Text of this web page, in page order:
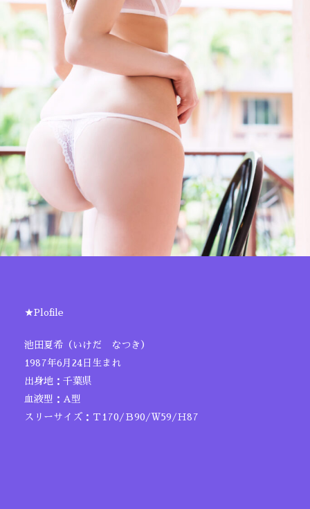
★Plofile
池田夏希（いけだ なつき）
1987年6月24日生まれ
出身地：千葉県
血液型：A型
スリーサイズ：Ｔ170/Ｂ90/Ｗ59/Ｈ87